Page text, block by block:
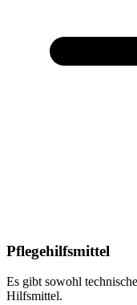
Pflegehilfsmittel
Es gibt sowohl
Hilfsmittel.